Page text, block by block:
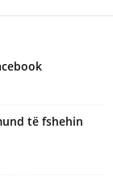
të fshehin